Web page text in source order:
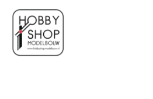
naar
inhoud